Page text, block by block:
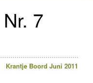
7
Krantje Boord Juni 2011